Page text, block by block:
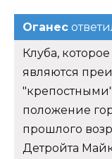
Оганес
Клуба,
являются
положение
прошлого
Детройта